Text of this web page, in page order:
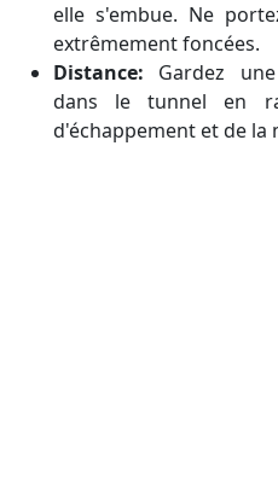
elle s'embue. Ne
extrêmement foncées.
Distance: Gardez
dans le tunnel en
d'échappement et de la